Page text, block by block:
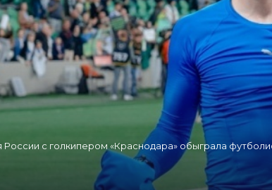
России с голкипером «Краснодара» обыграла